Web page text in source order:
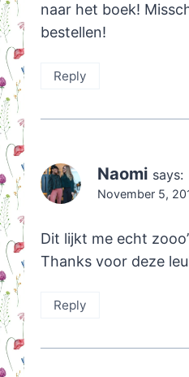
naar het boek!
bestellen!
Reply
Naomi says:
November 5,
Dit lijkt me echt
Thanks voor deze
Reply